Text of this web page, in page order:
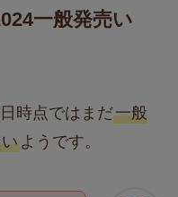
一般発売い
時点ではまだ一般
ようです。